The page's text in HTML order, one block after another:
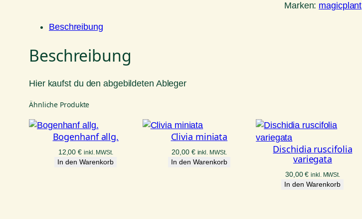
Marken: magicplant
Beschreibung
Beschreibung
Hier kaufst du den abgebildeten Ableger
Ähnliche Produkte
Bogenhanf allg.
12,00€ inkl. MWSt.
In den Warenkorb
Clivia miniata
20,00 € inkl. MWSt.
In den Warenkorb
Dischidia ruscifolia
variegata
30,00€ inkl. MWSt.
In den Warenkorb